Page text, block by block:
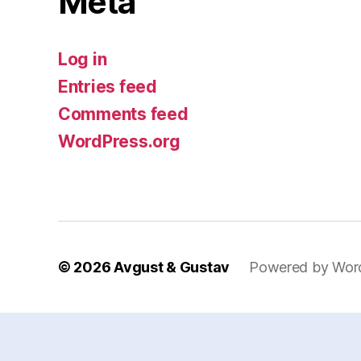
Log in
Entries feed
Comments feed
WordPress.org
© 2026Avgust & Gustav Powered by